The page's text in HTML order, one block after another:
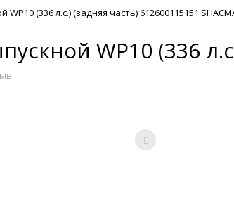
(336 л.с.) (задняя часть) 612600115151
WP10 (336